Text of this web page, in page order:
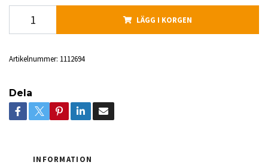
LÄGG I KORGEN
Artikelnummer: 1112694
Dela
INFORMATION